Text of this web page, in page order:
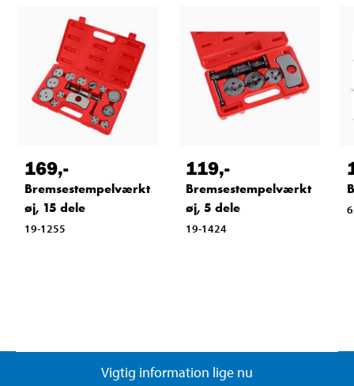
169,-
Bremsestempelværkt
øj, 15 dele
19-1255
119,-
Bremsestempelværkt
øj, 5 dele
19-1424
Vigtig information lige nu